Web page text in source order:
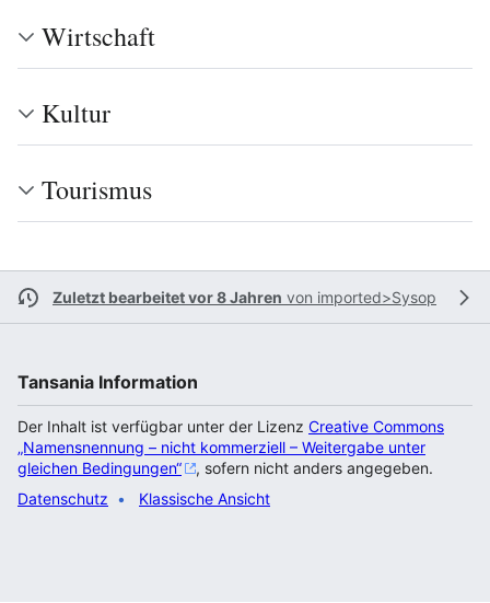
Wirtschaft
Kultur
Tourismus
Zuletzt bearbeitet vor 8 Jahren von imported>Sysop
Tansania Information
Der Inhalt ist verfügbar unter der Lizenz Creative Commons
„Namensnennung – nicht kommerziell – Weitergabe unter
gleichen Bedingungen“
, sofern nicht anders angegeben.
Datenschutz
Klassische Ansicht